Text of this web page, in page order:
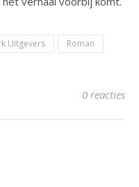
Uitgevers
Roman
0 reacties